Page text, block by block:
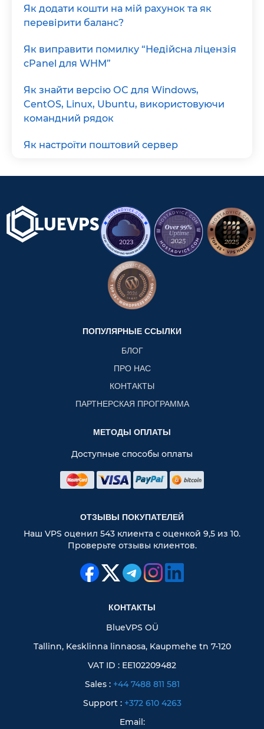
Як додати кошти на мій рахунок та як
перевірити баланс?
Як виправити помилку “Недійсна ліцензія
cPanel для WHM”
Як знайти версію ОС для Windows,
CentOS, Linux, Ubuntu, використовуючи
командний рядок
Як настроїти поштовий сервер
ПОПУЛЯРНЫЕ ССЫЛКИ
БЛОГ
ПРО НАС
КОНТАКТЫ
ПАРТНЕРСКАЯ ПРОГРАММА
МЕТОДЫ ОПЛАТЫ
Доступные способы оплаты
ОТЗЫВЫ ПОКУПАТЕЛЕЙ
Наш VPS оценил 543 клиента с оценкой 9,5 из 10.
Проверьте отзывы клиентов.
КОНТАКТЫ
BlueVPS OÜ
Tallinn, Kesklinna linnaosa, Kaupmehe tn 7-120
VAT ID : EE102209482
Sales : +44 7488 811 581
Support : +372 610 4263
Email: